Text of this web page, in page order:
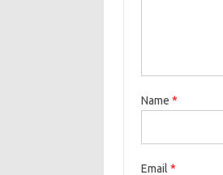
Name *
Email *